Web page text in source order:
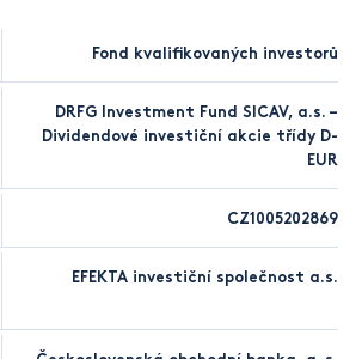
Fond kvalifikovaných investorů
DRFG Investment Fund SICAV, a.s. –
Dividendové investiční akcie třídy D-
EUR
CZ1005202869
EFEKTA investiční společnost a.s.